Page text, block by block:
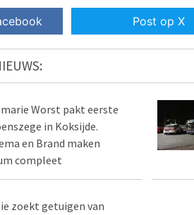
Post op X
Worst pakt eerste
in Koksijde.
en Brand maken
compleet
zoekt getuigen van